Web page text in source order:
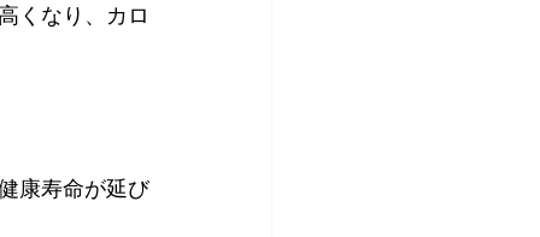
くなり、カロ
康寿命が延び